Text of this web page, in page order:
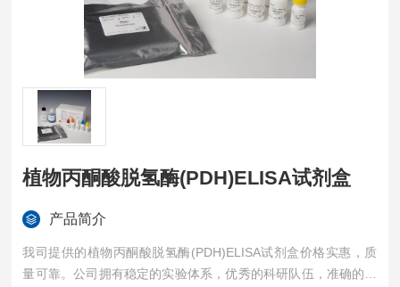
植物丙酮酸脱氢酶(PDH)ELISA试剂盒
产品简介
我司提供的植物丙酮酸脱氢酶(PDH)ELISA试剂盒价格实惠，质
量可靠。公司拥有稳定的实验体系，优秀的科研队伍，准确的实